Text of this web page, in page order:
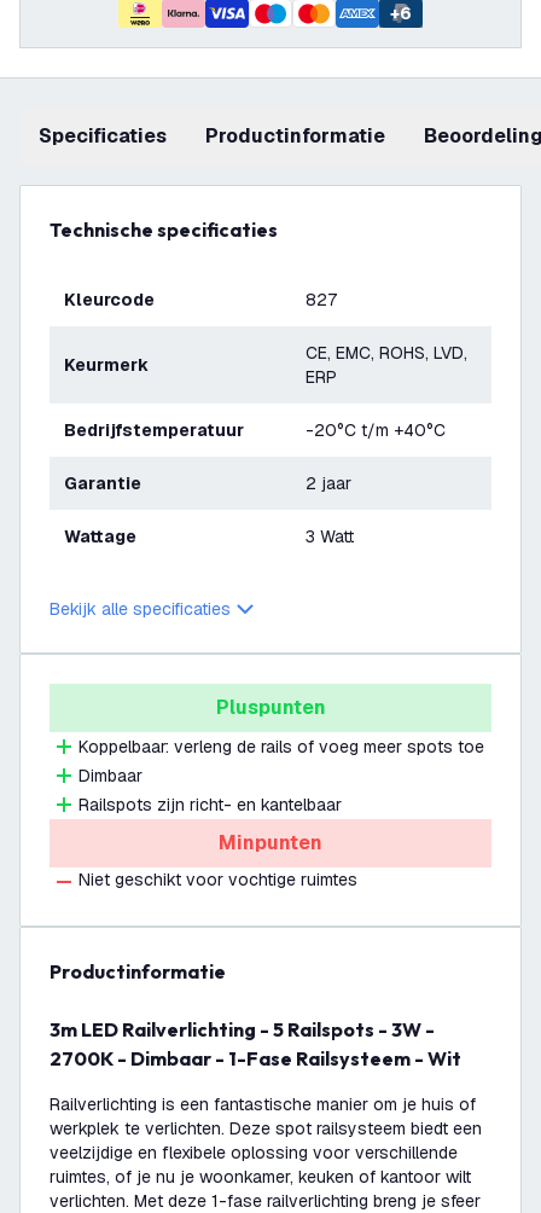
+6
Specificaties productinformatie
Technische specificaties
Kleurcode 827
Keurmerk
CE, EMC, ROHS, LVD,
ERP
Bedrijfstemperatuur -20°C t/m +40°C
Garantie 2 jaar
Wattage 3 Watt
Bekijk alle specificaties
Pluspunten
Koppelbaar: verleng de rails of voeg meer spots toe
Dimbaar
Railspots zijn richt- en kantelbaar
Minpunten
Niet geschikt voor vochtige ruimtes
productinformatie
3m LED Railverlichting - 5 Railspots - 3W -
2700K - Dimbaar - 1-Fase Railsysteem - Wit
Railverlichting is een fantastische manier om je huis of
werkplek te verlichten. Deze spot railsysteem biedt een
veelzijdige en flexibele oplossing voor verschillende
ruimtes, of je nu je woonkamer, keuken of kantoor wilt
verlichten. Met deze 1-fase railverlichting breng je sfeer